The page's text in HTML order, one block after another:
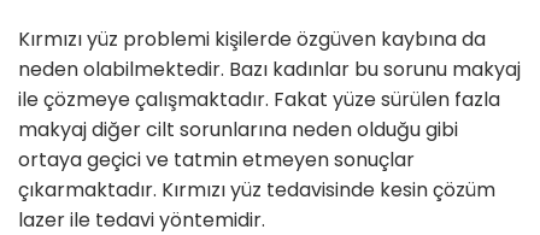
Kırmızı yüz problemi kişilerde özgüven kaybına da
neden olabilmektedir. Bazı kadınlar bu sorunu makyaj
ile çözmeye çalışmaktadır. Fakat yüze sürülen fazla
makyaj diğer cilt sorunlarına neden olduğu gibi
ortaya geçici ve tatmin etmeyen sonuçlar
çıkarmaktadır. Kırmızı yüz tedavisinde kesin çözüm
lazer ile tedavi yöntemidir.